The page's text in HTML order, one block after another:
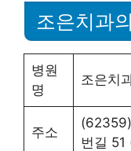
조은치과
병원
명
조은치
주소
번길 51